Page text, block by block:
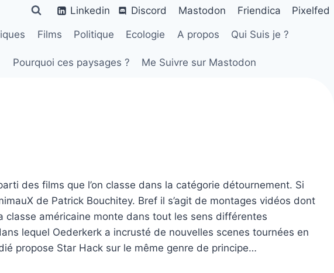
Linkedin Discord Mastodon Friendica Pixelfed
Films Politique Ecologie A propos Qui Suis je ?
Pourquoi ces paysages ? Me Suivre sur Mastodon
des films que l’on classe dans la catégorie détournement. Si
de Patrick Bouchitey. Bref il s’agit de montages vidéos dont
américaine monte dans tout les sens différentes
lequel Oederkerk a incrusté de nouvelles scenes tournées en
propose Star Hack sur le même genre de principe…